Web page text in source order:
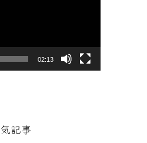
02:13
記事